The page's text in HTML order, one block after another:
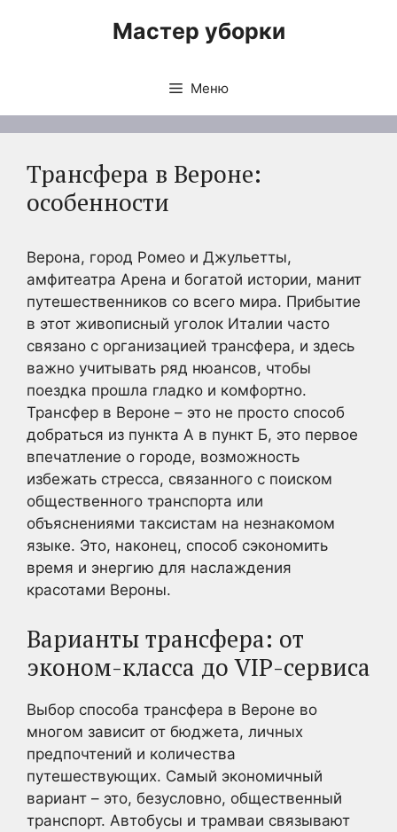
Мастер уборки
Меню
Трансфера в Вероне:
особенности
Верона, город Ромео и Джульетты,
амфитеатра Арена и богатой истории, манит
путешественников со всего мира. Прибытие
в этот живописный уголок Италии часто
связано с организацией трансфера, и здесь
важно учитывать ряд нюансов, чтобы
поездка прошла гладко и комфортно.
Трансфер в Вероне – это не просто способ
добраться из пункта А в пункт Б, это первое
впечатление о городе, возможность
избежать стресса, связанного с поиском
общественного транспорта или
объяснениями таксистам на незнакомом
языке. Это, наконец, способ сэкономить
время и энергию для наслаждения
красотами Вероны.
Варианты трансфера: от
эконом-класса до VIP-сервиса
Выбор способа трансфера в Вероне во
многом зависит от бюджета, личных
предпочтений и количества
путешествующих. Самый экономичный
вариант – это, безусловно, общественный
транспорт. Автобусы и трамваи связывают